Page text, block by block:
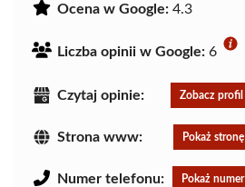
Ocena w Google: 4.3
Liczba opinii w Google: 6
Czytaj opinie: Zobacz profil
Strona www: Pokaż stronę
Numer telefonu: Pokaż numer